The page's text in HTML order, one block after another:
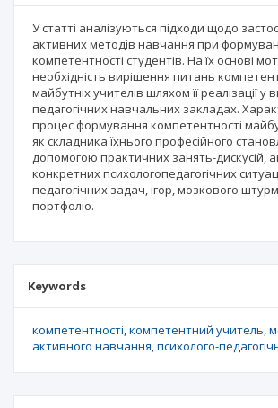
У статті аналізуються підходи щодо
активних методів навчання при
компетентності студентів. На їх основі
необхідність вирішення питань
майбутніх учителів шляхом її реалізації у
педагогічних навчальних закладах.
процес формування компетентності
як складника їхнього професійного
допомогою практичних занять-дискусій,
конкретних психологопедагогічних
педагогічних задач, ігор, мозкового
портфоліо.
Keywords
компетентності компетентний учитель
активного навчання психолого-